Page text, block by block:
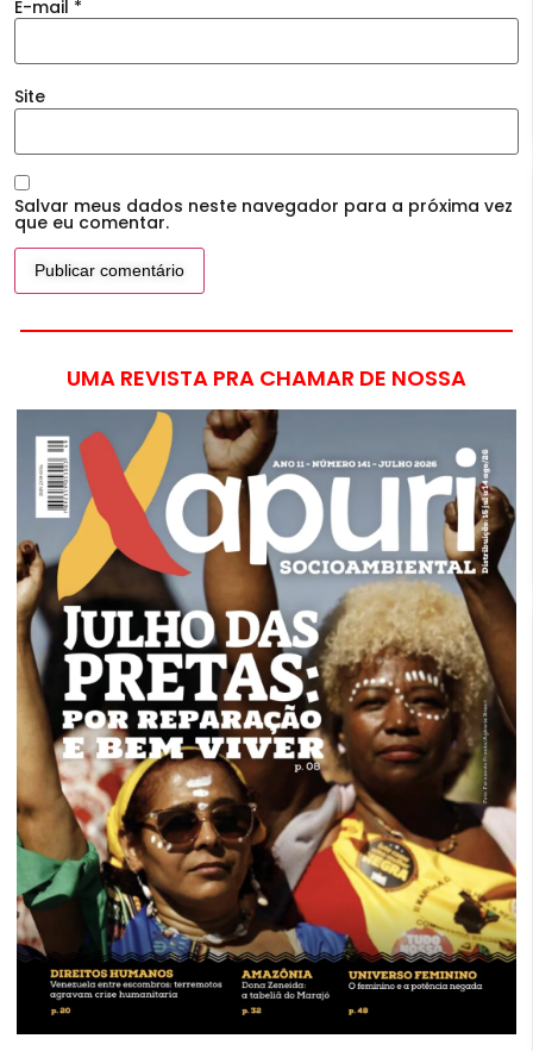
E-mail *
Site
Salvar meus dados neste navegador para a próxima vez
que eu comentar.
UMA REVISTA PRA CHAMAR DE NOSSA